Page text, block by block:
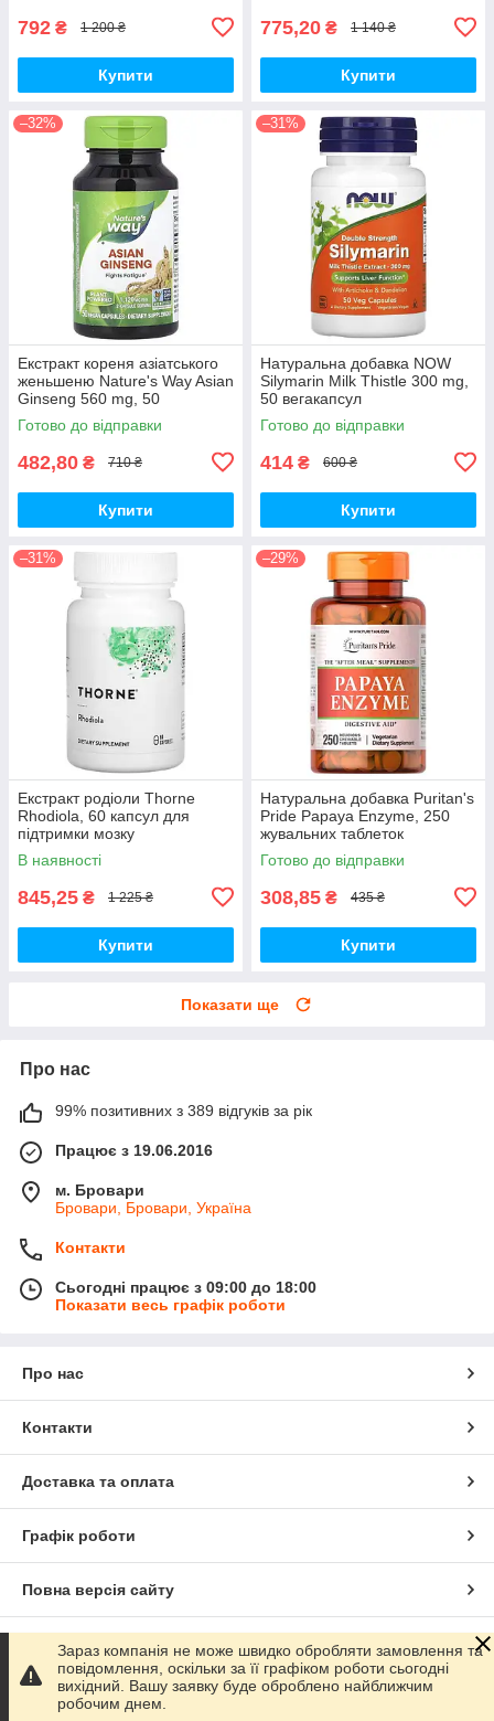
792 ₴ 1 200 ₴
Купити
775,20 ₴ 1 140 ₴
Купити
–32%
Екстракт кореня азіатського
женьшеню Nature's Way Asian
Ginseng 560 mg, 50
вегакапсул для підвищення
життєвого тонусу
Готово до відправки
482,80 ₴ 710 ₴
Купити
–31%
Натуральна добавка NOW
Silymarin Milk Thistle 300 mg,
50 вегакапсул
Готово до відправки
414 ₴ 600 ₴
Купити
–31%
Екстракт родіоли Thorne
Rhodiola, 60 капсул для
підтримки мозку
В наявності
845,25 ₴ 1 225 ₴
Купити
–29%
Натуральна добавка Puritan's
Pride Papaya Enzyme, 250
жувальних таблеток
Готово до відправки
308,85 ₴ 435 ₴
Купити
Показати ще
Про нас
99% позитивних з 389 відгуків за рік
Працює з 19.06.2016
м. Бровари
Бровари, Бровари, Україна
Контакти
Сьогодні працює з 09:00 до 18:00
Показати весь графік роботи
Про нас
Контакти
Доставка та оплата
Графік роботи
Повна версія сайту
Сайт створено на маркетплейсі Prom.ua
Політика конфіденційності
Зараз компанія не може швидко обробляти замовлення та
повідомлення, оскільки за її графіком роботи сьогодні
вихідний. Вашу заявку буде оброблено найближчим
робочим днем.